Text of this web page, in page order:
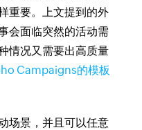
重要。上文提到的外
会面临突然的活动需
情况又需要出高质量
Campaigns的模板
场景，并且可以任意